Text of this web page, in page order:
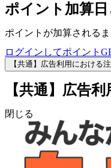
ポイント加算日
ポイントが加算される
ログインしてポイント
【共通】広告利用における
【共通】広告
閉じる